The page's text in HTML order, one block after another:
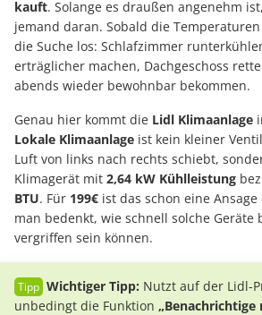
kauft. Solange es draußen angenehm
jemand daran. Sobald die
die Suche los: Schlafzimmer
erträglicher machen, Dachgeschoss
abends wieder bewohnbar bekommen.
Genau hier kommt die Lidl Klimaanlage
Lokale Klimaanlage ist kein kleiner
Luft von links nach rechts schiebt,
Klimagerät mit 2,64 kW Kühlleistung
BTU. Für 199€ ist das schon eine
man bedenkt, wie schnell solche Geräte
vergriffen sein können.
Wichtiger Tipp: Nutzt auf der Lidl-
unbedingt die Funktion „Benachrichtige